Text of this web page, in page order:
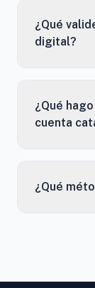
¿Qué
digital?
¿Qué
cuenta
¿Qué